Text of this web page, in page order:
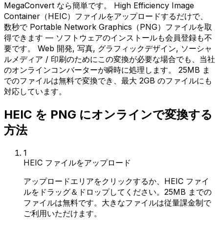
MegaConvert なら簡単です。 High Efficiency Image
Container（HEIC）ファイルをアップロードするだけで、
数秒で Portable Network Graphics（PNG）ファイルを取
得できます — ソフトウェアのインストールも会員登録も不
要です。 Web 開発, 写真, グラフィックデザイン, ソーシャ
ルメディア / 印刷のためにこの変換が必要な場合でも、当社
のオンラインコンバーターが瞬時に処理します。 25MB ま
でのファイルは無料で変換でき、最大 2GB のファイルにも
対応しています。
HEIC を PNG にオンラインで変換する
方法
1
HEIC ファイルをアップロード
アップロードエリアをクリックするか、HEIC ファイ
ルをドラッグ＆ドロップしてください。25MB までの
ファイルは無料です。大きなファイルは従量課金制で
ご利用いただけます。